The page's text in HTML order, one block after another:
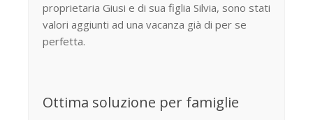
proprietaria Giusi e di sua figlia Silvia, sono stati
valori aggiunti ad una vacanza già di per se
perfetta.
Ottima soluzione per famiglie